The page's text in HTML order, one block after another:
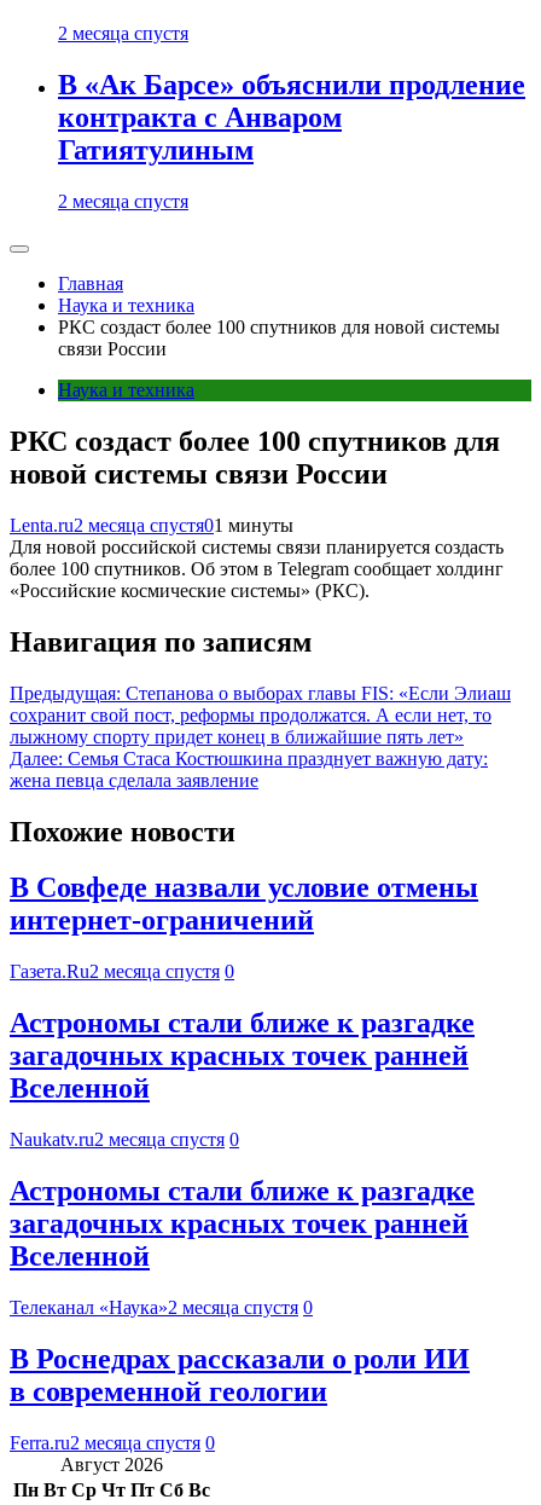
2 месяца спустя
В «Ак Барсе» объяснили продление
контракта с Анваром
Гатиятулиным
2 месяца спустя
Главная
Наука и техника
РКС создаст более 100 спутников для новой системы
связи России
Наука и техника
РКС создаст более 100 спутников для
новой системы связи России
Lenta.ru2 месяца спустя01 минуты
Для новой российской системы связи планируется создасть
более 100 спутников. Об этом в Telegram сообщает холдинг
«Российские космические системы» (РКС).
Навигация по записям
Предыдущая: Степанова о выборах главы FIS: «Если Элиаш
сохранит свой пост, реформы продолжатся. А если нет, то
лыжному спорту придет конец в ближайшие пять лет»
Далее: Семья Стаса Костюшкина празднует важную дату:
жена певца сделала заявление
Похожие новости
В Совфеде назвали условие отмены
интернет-ограничений
Газета.Ru2 месяца спустя 0
Астрономы стали ближе к разгадке
загадочных красных точек ранней
Вселенной
Naukatv.ru2 месяца спустя 0
Астрономы стали ближе к разгадке
загадочных красных точек ранней
Вселенной
Телеканал «Наука»2 месяца спустя 0
В Роснедрах рассказали о роли ИИ
в современной геологии
Ferra.ru2 месяца спустя 0
Август 2026
Пн Вт Ср Чт Пт Сб Вс